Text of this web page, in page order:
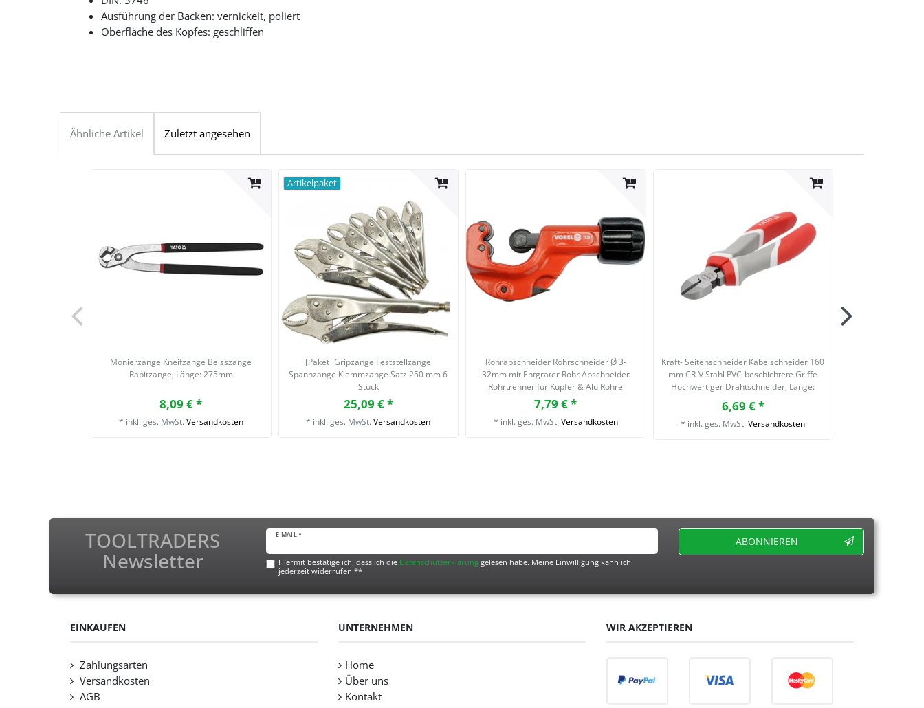
Ausführung der Backen: vernickelt, poliert
Oberfläche des Kopfes: geschliffen
Ähnliche Artikel Zuletzt angesehen
Monierzange Kneifzange Beisszange
Rabitzange, Länge: 275mm
8,09 € *
* inkl. ges. MwSt. Versandkosten
Artikelpaket
[Paket] Gripzange Feststellzange
Spannzange Klemmzange Satz 250 mm 6
Stück
25,09 € *
* inkl. ges. MwSt. Versandkosten
Rohrabschneider Rohrschneider Ø 3-
32mm mit Entgrater Rohr Abschneider
Rohrtrenner für Kupfer & Alu Rohre
7,79 € *
* inkl. ges. MwSt. Versandkosten
Kraft- Seitenschneider Kabelschneider 160
mm CR-V Stahl PVC-beschichtete Griffe
Hochwertiger Drahtschneider, Länge:
160mm
6,69 € *
* inkl. ges. MwSt. Versandkosten
TOOLTRADERS
Newsletter
E-MAIL *
Hiermit bestätige ich, dass ich die Daten­schutz­erklärunggelesen habe. Meine Einwilligung kann ich
jederzeit widerrufen.**
ABONNIEREN
EINKAUFEN
Zahlungsarten
Versandkosten
AGB
UNTERNEHMEN
Home
Über uns
Kontakt
WIR AKZEPTIEREN